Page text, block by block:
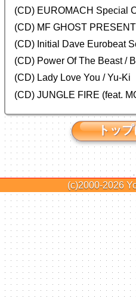
(CD) EUROMACH Special
(CD) Initial Dave Eurobeat
(CD) Power Of The Beast /
(CD) Lady Love You / Yu-Ki
(CD) JUNGLE FIRE (feat.
トッ
(c)2000-2026